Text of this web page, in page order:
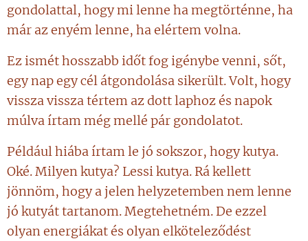
gondolattal, hogy mi lenne ha megtörténne, ha
már az enyém lenne, ha elértem volna.
Ez ismét hosszabb időt fog igénybe venni, sőt,
egy nap egy cél átgondolása sikerült. Volt, hogy
vissza vissza tértem az dott laphoz és napok
múlva írtam még mellé pár gondolatot.
Például hiába írtam le jó sokszor, hogy kutya.
Oké. Milyen kutya? Lessi kutya. Rá kellett
jönnöm, hogy a jelen helyzetemben nem lenne
jó kutyát tartanom. Megtehetném. De ezzel
olyan energiákat és olyan elköteleződést